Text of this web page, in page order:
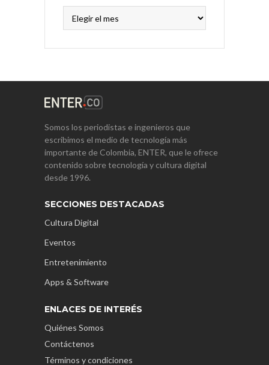
Somos los periodistas e ingenieros que
escribimos el medio de tecnología más
importante de Colombia, ENTER, que le ofrece
contenido sobre tecnología y cultura digital
desde 1996.
SECCIONES DESTACADAS
Cultura Digital
Eventos
Entretenimiento
Apps & Software
ENLACES DE INTERÉS
Quiénes Somos
Contáctenos
Términos y condiciones